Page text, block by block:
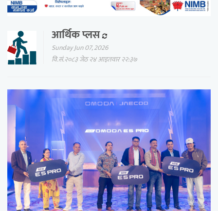
आर्थिक प्लस
Sunday Jun 07, 2026
वि.सं.२०८३ जेठ २४ आइतवार २२:३७